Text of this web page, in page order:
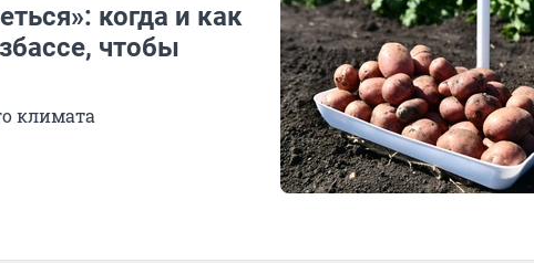
когда и как
чтобы
климата